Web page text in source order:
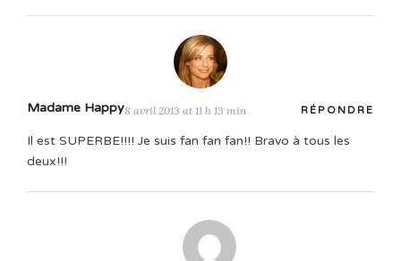
Madame Happy8 avril 2013 at 11 h 13 min RÉPONDRE
Il est SUPERBE!!!! Je suis fan fan fan!! Bravo à tous les
deux!!!